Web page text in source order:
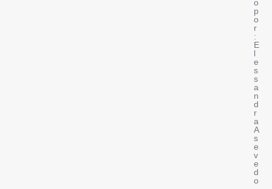
o
p
o
r
:
E
l
e
s
s
a
n
d
r
a
A
s
e
v
e
d
o